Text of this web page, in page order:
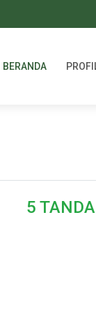
BERANDA
5